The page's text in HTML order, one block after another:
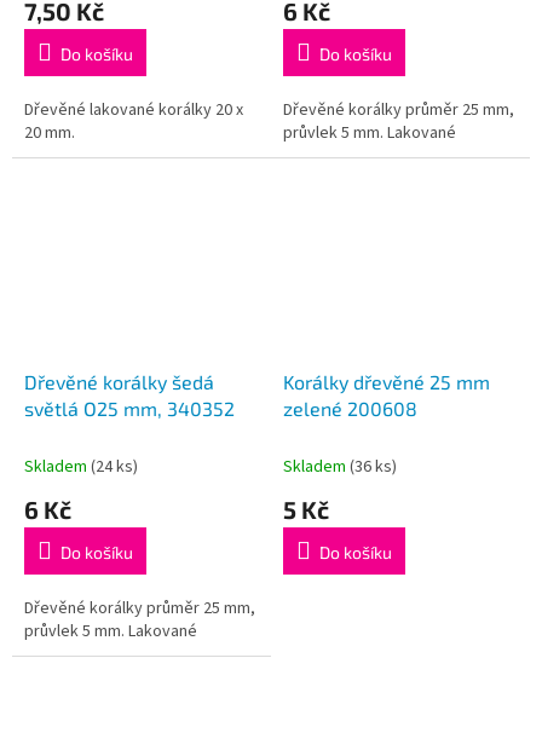
7,50 Kč
Do košíku
Dřevěné lakované korálky 20 x
20 mm.
6 Kč
Do košíku
Dřevěné korálky průměr 25 mm,
průvlek 5 mm. Lakované
Dřevěné korálky šedá
světlá O25 mm, 340352
Skladem (24 ks)
6 Kč
Do košíku
Dřevěné korálky průměr 25 mm,
průvlek 5 mm. Lakované
Korálky dřevěné 25 mm
zelené 200608
Skladem (36 ks)
5 Kč
Do košíku